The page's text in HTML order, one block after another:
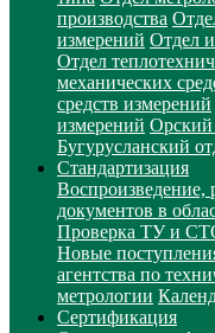
производства
измерений Отдел
Отдел
механических
средств измерений
измерений Орский
Бугурусланский
Стандартизация
Воспроизведение,
документов в
Проверка ТУ и
Новые
агентства по
метрологии
Сертификация